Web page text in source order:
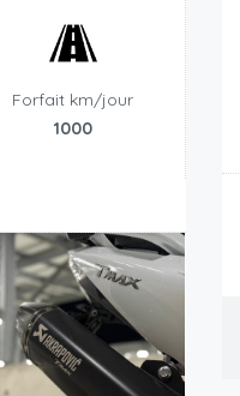
Forfait km/jour
1000